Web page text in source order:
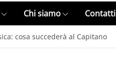
Chi siamo Contatti
cosa succederà al Capitano